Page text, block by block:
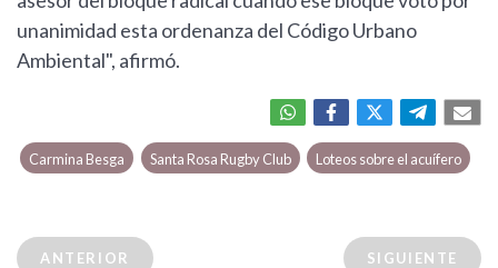
unanimidad esta ordenanza del Código Urbano
Ambiental", afirmó.
Carmina Besga Santa Rosa Rugby Club Loteos sobre el acuífero
ANTERIOR SIGUIENTE